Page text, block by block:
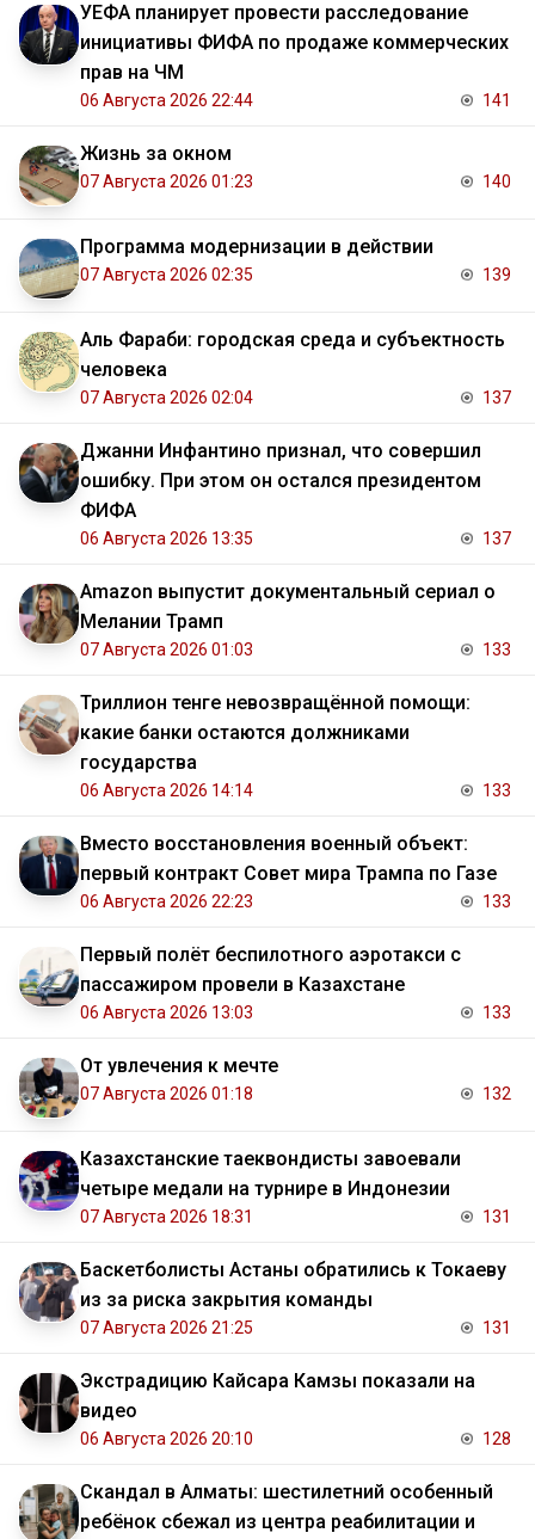
УЕФА планирует провести расследование
инициативы ФИФА по продаже коммерческих
прав на ЧМ
06 Августа 2026 22:44 141
Жизнь за окном
07 Августа 2026 01:23 140
Программа модернизации в действии
07 Августа 2026 02:35 139
Аль Фараби: городская среда и субъектность
человека
07 Августа 2026 02:04 137
Джанни Инфантино признал, что совершил
ошибку. При этом он остался президентом
ФИФА
06 Августа 2026 13:35 137
Amazon выпустит документальный сериал о
Мелании Трамп
07 Августа 2026 01:03 133
Триллион тенге невозвращённой помощи:
какие банки остаются должниками
государства
06 Августа 2026 14:14 133
Вместо восстановления военный объект:
первый контракт Совет мира Трампа по Газе
06 Августа 2026 22:23 133
Первый полёт беспилотного аэротакси с
пассажиром провели в Казахстане
06 Августа 2026 13:03 133
От увлечения к мечте
07 Августа 2026 01:18 132
Казахстанские таеквондисты завоевали
четыре медали на турнире в Индонезии
07 Августа 2026 18:31 131
Баскетболисты Астаны обратились к Токаеву
из за риска закрытия команды
07 Августа 2026 21:25 131
Экстрадицию Кайсара Камзы показали на
видео
06 Августа 2026 20:10 128
Скандал в Алматы: шестилетний особенный
ребёнок сбежал из центра реабилитации и